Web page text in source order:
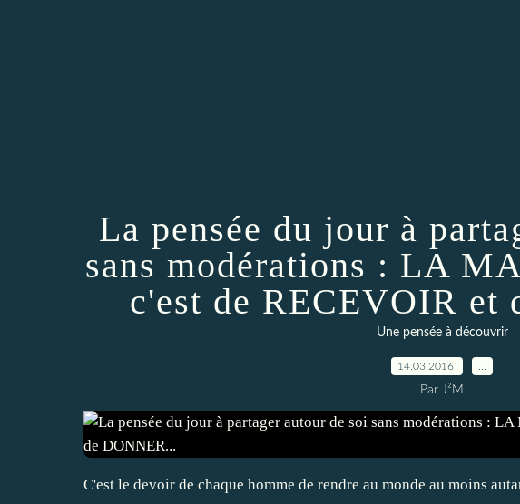
La pensée du jour à
sans modérations : LA
c'est de RECEVOIR et
Une pensée à découvrir
14.03.2016
Par J²M
C'est le devoir de chaque homme de rendre au monde au moins